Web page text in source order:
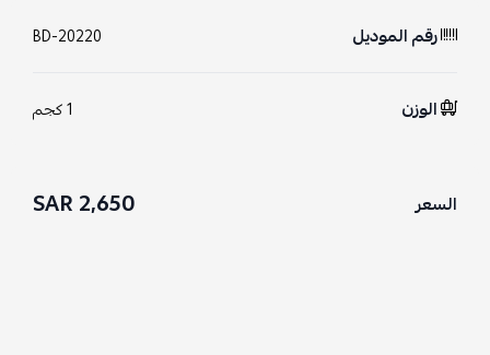
رقم الموديل BD-20220
الوزن 1 كجم
السعر 2,650 SAR